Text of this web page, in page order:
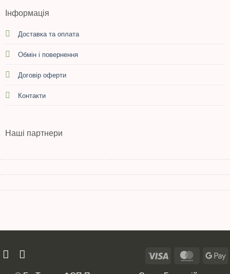
Інформація
Доставка та оплата
Обмін і повернення
Договір оферти
Контакти
Наші партнери